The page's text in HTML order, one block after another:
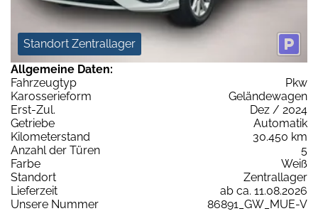
Standort Zentrallager
Allgemeine Daten:
Fahrzeugtyp
Pkw
Karosserieform
Geländewagen
Erst-Zul.
Dez / 2024
Getriebe
Automatik
Kilometerstand
30.450 km
Anzahl der Türen
5
Farbe
Weiß
Standort
Zentrallager
Lieferzeit
ab ca. 11.08.2026
Unsere Nummer
86891_GW_MUE-V